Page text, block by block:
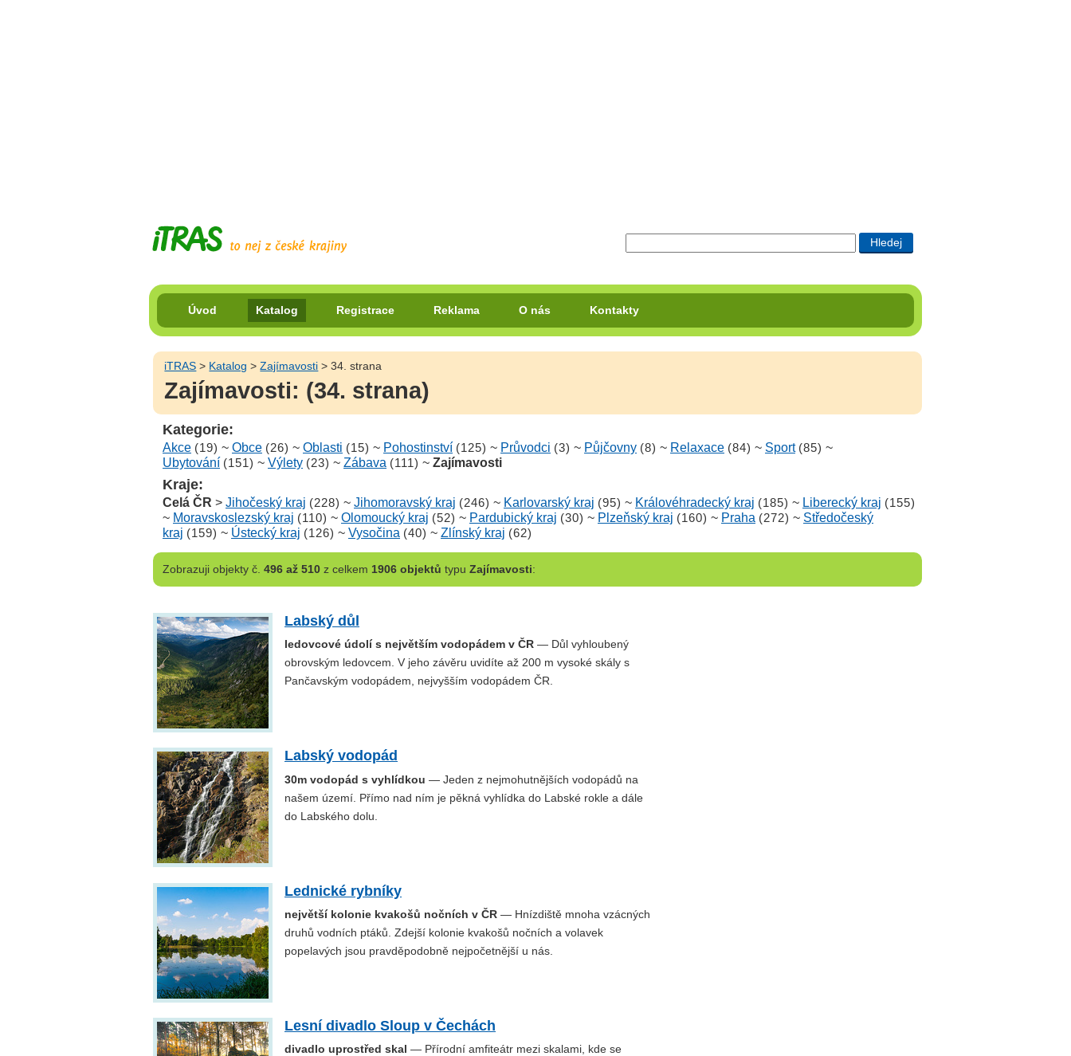
Úvod Katalog Registrace Reklama O nás Kontakty
iTRAS > Katalog >Zajímavosti > 34. strana
Zajímavosti: (34. strana)
Kategorie:
Akce (19) ~ Obce (26) ~ Oblasti (15) ~ Pohostinství (125) ~ Průvodci (3) ~ Půjčovny (8) ~ Relaxace (84) ~ Sport (85) ~
Ubytování (151) ~ Výlety (23) ~ Zábava (111) ~ Zajímavosti
Kraje:
Celá ČR > Jihočeský kraj (228) ~ Jihomoravský kraj (246) ~ Karlovarský kraj (95) ~ Královéhradecký kraj (185) ~ Liberecký kraj (155)
~ Moravskoslezský kraj (110) ~ Olomoucký kraj (52) ~ Pardubický kraj (30) ~ Plzeňský kraj (160) ~ Praha (272) ~ Středočeský
kraj (159) ~ Ústecký kraj (126) ~ Vysočina (40) ~ Zlínský kraj (62)
Zobrazujiobjekty č. 496 až 510z celkem 1906 objektů typu Zajímavosti:
Labský důl
ledovcové údolí s největším vodopádem v ČR — Důl vyhloubený
obrovským ledovcem. V jeho závěru uvidíte až 200 m vysoké skály s
Pančavským vodopádem, nejvyšším vodopádem ČR.
Labský vodopád
30m vodopád s vyhlídkou — Jeden z nejmohutnějších vodopádů na
našem území. Přímo nad ním je pěkná vyhlídka do Labské rokle a dále
do Labského dolu.
Lednické rybníky
největší kolonie kvakošů nočních v ČR — Hnízdiště mnoha vzácných
druhů vodních ptáků. Zdejší kolonie kvakošů nočních a volavek
popelavých jsou pravděpodobně nejpočetnější u nás.
Lesní divadlo Sloup v Čechách
divadlo uprostřed skal — Přírodní amfiteátr mezi skalami, kde se